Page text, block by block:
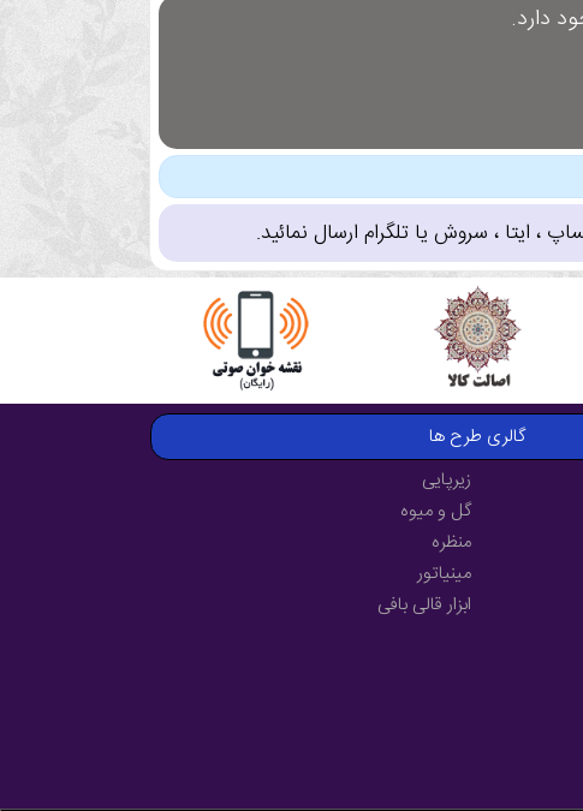
دارد.
، ایتا ، سروش یا تلگرام ارسال نمائید.
گالری طرح ها
زیرپایی
گل و میوه
منظره
مینیاتور
ابزار قالی بافی